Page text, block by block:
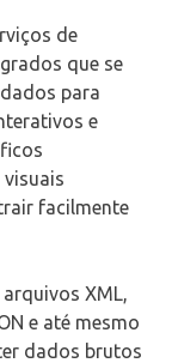
de
que se
para
e
facilmente
XML,
e até mesmo
dados brutos